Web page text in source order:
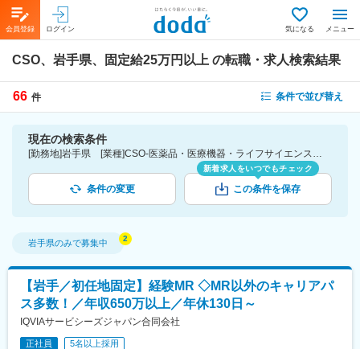
会員登録 ログイン 気になる メニュー
CSO、岩手県、固定給25万円以上 の転職・求人検索結果
66 件 条件で並び替え
現在の検索条件
[勤務地]岩手県 [業種]CSO-医薬品・医療機器・ライフサイエンス・医療系サービス [詳細条件](待遇・福利厚生)固定給25万円以上
条件の変更
新着求人をいつでもチェック
この条件を保存
岩手県のみで募集中
【岩手／初任地固定】経験MR ◇MR以外のキャリアパ
ス多数！／年収650万以上／年休130日～
IQVIAサービシーズジャパン合同会社
正社員 5名以上採用